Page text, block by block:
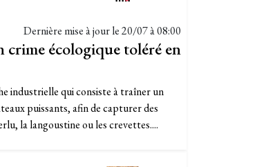
Dernière mise à jour le20/07 à 08:00
crime écologique toléré en
industrielle qui consiste à traîner un
puissants, afin de capturer des
la langoustine ou les crevettes....